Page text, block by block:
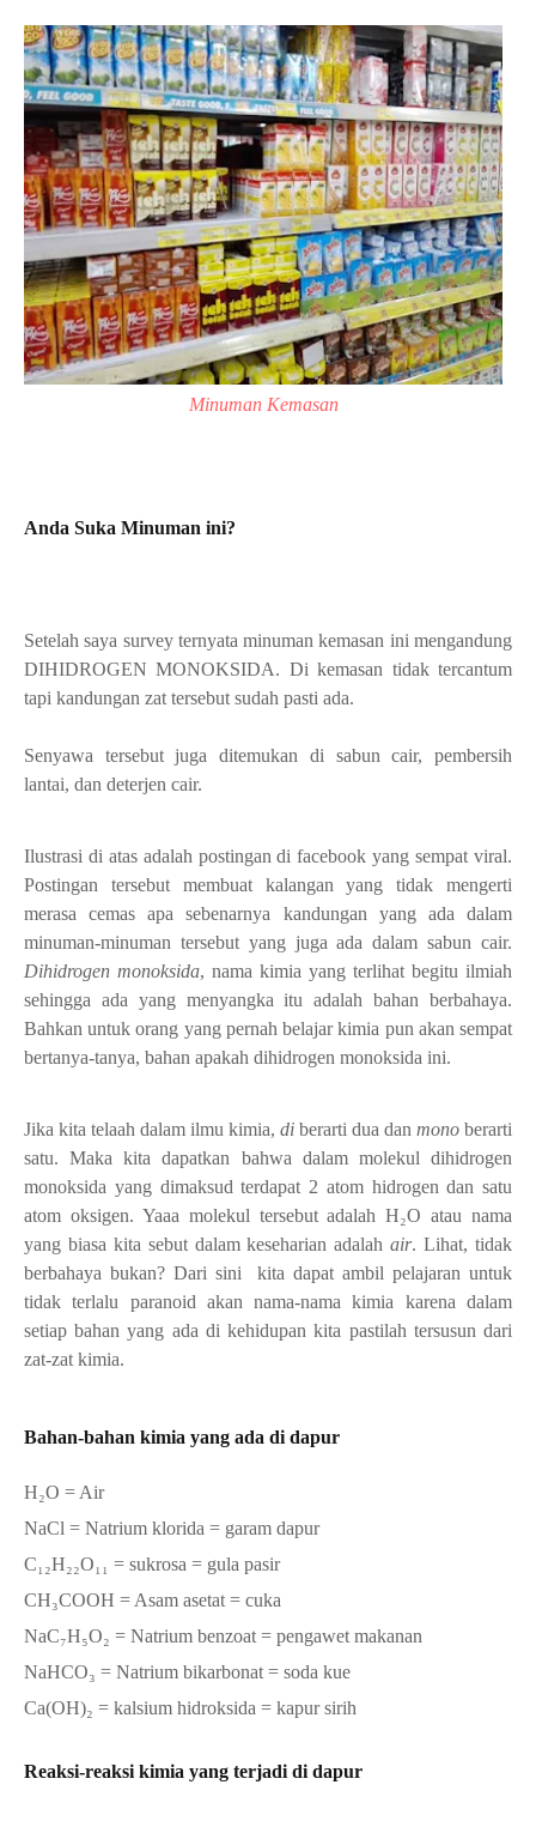
Minuman Kemasan
Anda Suka Minuman ini?
Setelah saya survey ternyata minuman kemasan ini mengandung
DIHIDROGEN MONOKSIDA. Di kemasan tidak tercantum
tapi kandungan zat tersebut sudah pasti ada.
Senyawa tersebut juga ditemukan di sabun cair, pembersih
lantai, dan deterjen cair.
Ilustrasi di atas adalah postingan di facebook yang sempat viral.
Postingan tersebut membuat kalangan yang tidak mengerti
merasa cemas apa sebenarnya kandungan yang ada dalam
minuman-minuman tersebut yang juga ada dalam sabun cair.
Dihidrogen monoksida, nama kimia yang terlihat begitu ilmiah
sehingga ada yang menyangka itu adalah bahan berbahaya.
Bahkan untuk orang yang pernah belajar kimia pun akan sempat
bertanya-tanya, bahan apakah dihidrogen monoksida ini.
Jika kita telaah dalam ilmu kimia, di berarti dua dan mono berarti
satu. Maka kita dapatkan bahwa dalam molekul dihidrogen
monoksida yang dimaksud terdapat 2 atom hidrogen dan satu
atom oksigen. Yaaa molekul tersebut adalah H₂O atau nama
yang biasa kita sebut dalam keseharian adalah air. Lihat, tidak
berbahaya bukan? Dari sini kita dapat ambil pelajaran untuk
tidak terlalu paranoid akan nama-nama kimia karena dalam
setiap bahan yang ada di kehidupan kita pastilah tersusun dari
zat-zat kimia.
Bahan-bahan kimia yang ada di dapur
H₂O = Air
NaCl = Natrium klorida = garam dapur
C₁₂H₂₂O₁₁ = sukrosa = gula pasir
CH₃COOH = Asam asetat = cuka
NaC₇H₅O₂ = Natrium benzoat = pengawet makanan
NaHCO₃ = Natrium bikarbonat = soda kue
Ca(OH)₂ = kalsium hidroksida = kapur sirih
Reaksi-reaksi kimia yang terjadi di dapur